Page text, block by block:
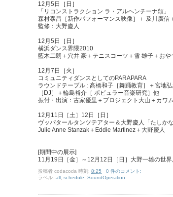
12月5日［日］
「リコンストラクション ラ・アルヘンチーナ頌」
森村泰昌 ［新作パフォーマンス映像］＋ 及川廣信
監修：大野慶人
12月5日［日］
横浜ダンス界隈2010
藍木二朗 ＋ 穴井 豪 ＋ テニスコーツ ＋ 雪 雄子 ＋ おや
12月7日［火］
コミュニティダンスとしてのPARAPARA
ラウンドテーブル : 高橋和子 ［舞踊教育］＋ 宮地
［DJ］＋ 輪島裕介 ［ ポピュラー音楽研究］ 他
振付・出演： 古家優里 ＋ プロジェクト大山 ＋ カワ
12月11日［土］12日［日］
ヴッパタールタンツテアター＆大野慶人「たしかな
Julie Anne Stanzak ＋ Eddie Martinez ＋ 大野慶人
[期間中の展示]
11月19日［金］～12月12日［日］ 大野一雄の世界
投稿者 codacoda 時刻: 8:25
0 件のコメント:
ラベル: all , schedule, SoundOperation